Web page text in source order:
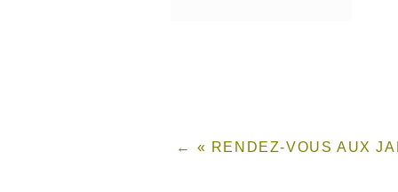
« RENDEZ-VOUS AUX